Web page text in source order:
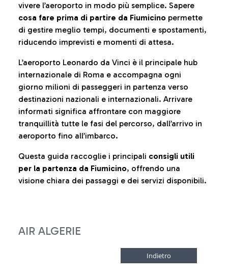
vivere l’aeroporto in modo più semplice. Sapere
cosa fare prima di partire da Fiumicino permette
di gestire meglio tempi, documenti e spostamenti,
riducendo imprevisti e momenti di attesa.
L’aeroporto Leonardo da Vinci è il principale hub
internazionale di Roma e accompagna ogni
giorno milioni di passeggeri in partenza verso
destinazioni nazionali e internazionali. Arrivare
informati significa affrontare con maggiore
tranquillità tutte le fasi del percorso, dall’arrivo in
aeroporto fino all’imbarco.
Questa guida raccoglie i principali consigli utili
per la partenza da Fiumicino, offrendo una
visione chiara dei passaggi e dei servizi disponibili.
AIR ALGERIE